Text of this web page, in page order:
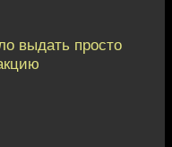
выдать просто